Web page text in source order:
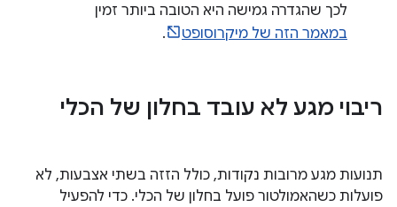
לכך שהגדרה גמישה היא הטובה ביותר זמין
במאמר הזה של מיקרוסופט
.
ריבוי מגע לא עובד בחלון של הכלי
תנועות מגע מרובות נקודות, כולל הזזה בשתי אצבעות, לא
פועלות כשהאמולטור פועל בחלון של הכלי. כדי להפעיל